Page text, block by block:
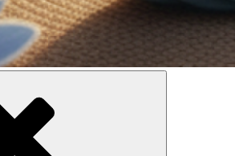
meilleure inclusion sociale et culturelle